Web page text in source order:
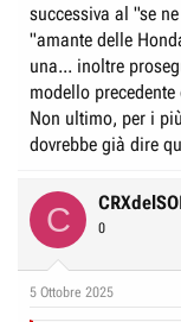
facendo un pensiero.
Il dubbio è se
aspettare la nuova
meccanica resta la
Mi domando cosa
Non ultimo, quale è
Grazie in anticipo le
successiva al "se
"amante delle
una... inoltre
modello
Non ultimo, per i
dovrebbe già dire
C 0
5 Ottobre 2025